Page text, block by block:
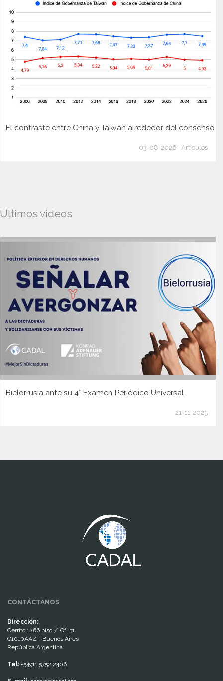
El contraste entre China y Taiwán alrededor del consenso
03-08-2026 | Artículos
Ultimos videos
Bielorrusia ante su 4° Examen Periódico Universal
21-11-2025
CONTÁCTANOS
Dirección:
Cerrito 1266 piso 7° Of. 31
C1010AAZ - Buenos Aires
República Argentina
Tel: +54911 5752 2406